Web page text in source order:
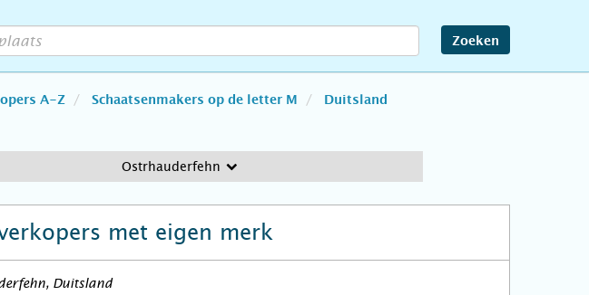
Zoeken
A-Z Schaatsenmakers op de letter M
Duitsland
Ostrhauderfehn
met eigen merk
Duitsland